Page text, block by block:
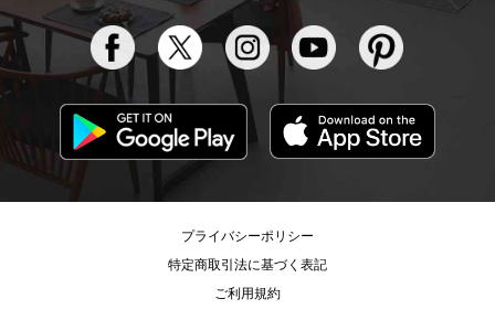
プライバシーポリシー
特定商取引法に基づく表記
ご利用規約